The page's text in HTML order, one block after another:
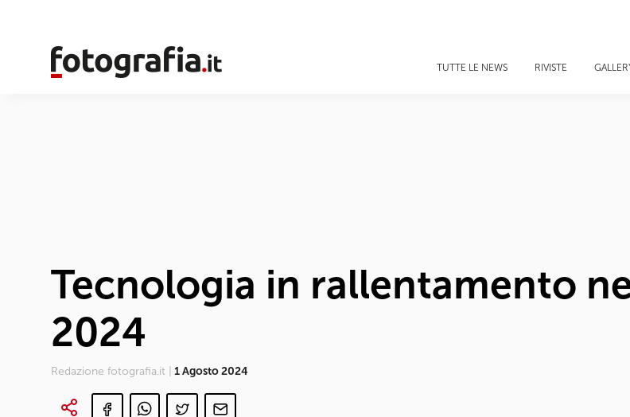
TUTTE LE NEWS RIVISTE
Tecnologia in rallentamento
2024
Redazione fotografia.it | 1 Agosto 2024